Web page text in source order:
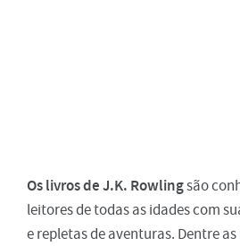
Os livros de J.K. Rowlingsão
leitores de todas as idades com
e repletas de aventuras. Dentre